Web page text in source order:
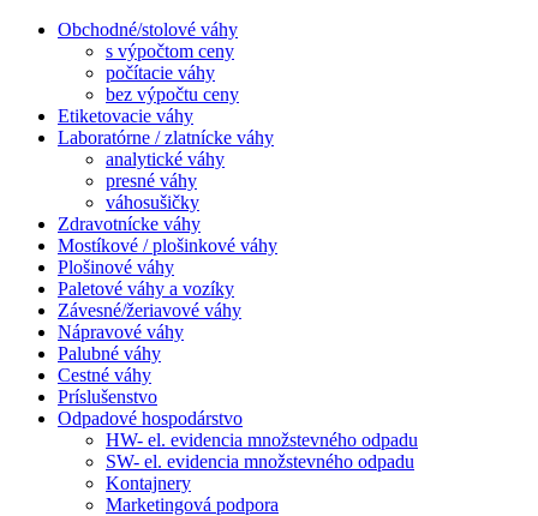
Obchodné/stolové váhy
s výpočtom ceny
počítacie váhy
bez výpočtu ceny
Etiketovacie váhy
Laboratórne / zlatnícke váhy
analytické váhy
presné váhy
váhosušičky
Zdravotnícke váhy
Mostíkové / plošinkové váhy
Plošinové váhy
Paletové váhy a vozíky
Závesné/žeriavové váhy
Nápravové váhy
Palubné váhy
Cestné váhy
Príslušenstvo
Odpadové hospodárstvo
HW- el. evidencia množstevného odpadu
SW- el. evidencia množstevného odpadu
Kontajnery
Marketingová podpora